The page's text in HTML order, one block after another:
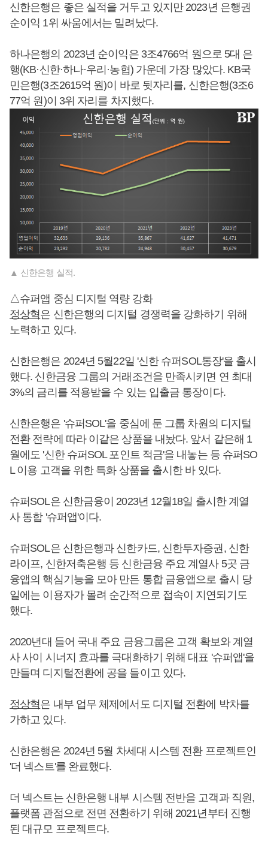
신한은행은 좋은 실적을 거두고 있지만 2023년 은행권
순이익 1위 싸움에서는 밀려났다.
하나은행의 2023년 순이익은 3조4766억 원으로 5대 은
행(KB·신한·하나·우리·농협) 가운데 가장 많았다. KB국
민은행(3조2615억 원)이 바로 뒷자리를, 신한은행(3조6
77억 원)이 3위 자리를 차지했다.
▲ 신한은행 실적.
△슈퍼앱 중심 디지털 역량 강화
정상혁은 신한은행의 디지털 경쟁력을 강화하기 위해
노력하고 있다.
신한은행은 2024년 5월22일 '신한 슈퍼SOL통장'을 출시
했다. 신한금융 그룹의 거래조건을 만족시키면 연 최대
3%의 금리를 적용받을 수 있는 입출금 통장이다.
신한은행은 '슈퍼SOL'을 중심에 둔 그룹 차원의 디지털
전환 전략에 따라 이같은 상품을 내놨다. 앞서 같은해 1
월에도 '신한 슈퍼SOL 포인트 적금'을 내놓는 등 슈퍼SO
L 이용 고객을 위한 특화 상품을 출시한 바 있다.
슈퍼SOL은 신한금융이 2023년 12월18일 출시한 계열
사 통합 '슈퍼앱'이다.
슈퍼SOL은 신한은행과 신한카드, 신한투자증권, 신한
라이프, 신한저축은행 등 신한금융 주요 계열사 5곳 금
융앱의 핵심기능을 모아 만든 통합 금융앱으로 출시 당
일에는 이용자가 몰려 순간적으로 접속이 지연되기도
했다.
2020년대 들어 국내 주요 금융그룹은 고객 확보와 계열
사 사이 시너지 효과를 극대화하기 위해 대표 '슈퍼앱'을
만들며 디지털전환에 공을 들이고 있다.
정상혁은 내부 업무 체제에서도 디지털 전환에 박차를
가하고 있다.
신한은행은 2024년 5월 차세대 시스템 전환 프로젝트인
'더 넥스트'를 완료했다.
더 넥스트는 신한은행 내부 시스템 전반을 고객과 직원,
플랫폼 관점으로 전면 전환하기 위해 2021년부터 진행
된 대규모 프로젝트다.